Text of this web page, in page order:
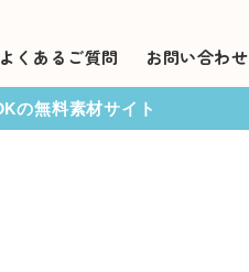
よくあるご質問 お問い合わせ
の無料素材サイト